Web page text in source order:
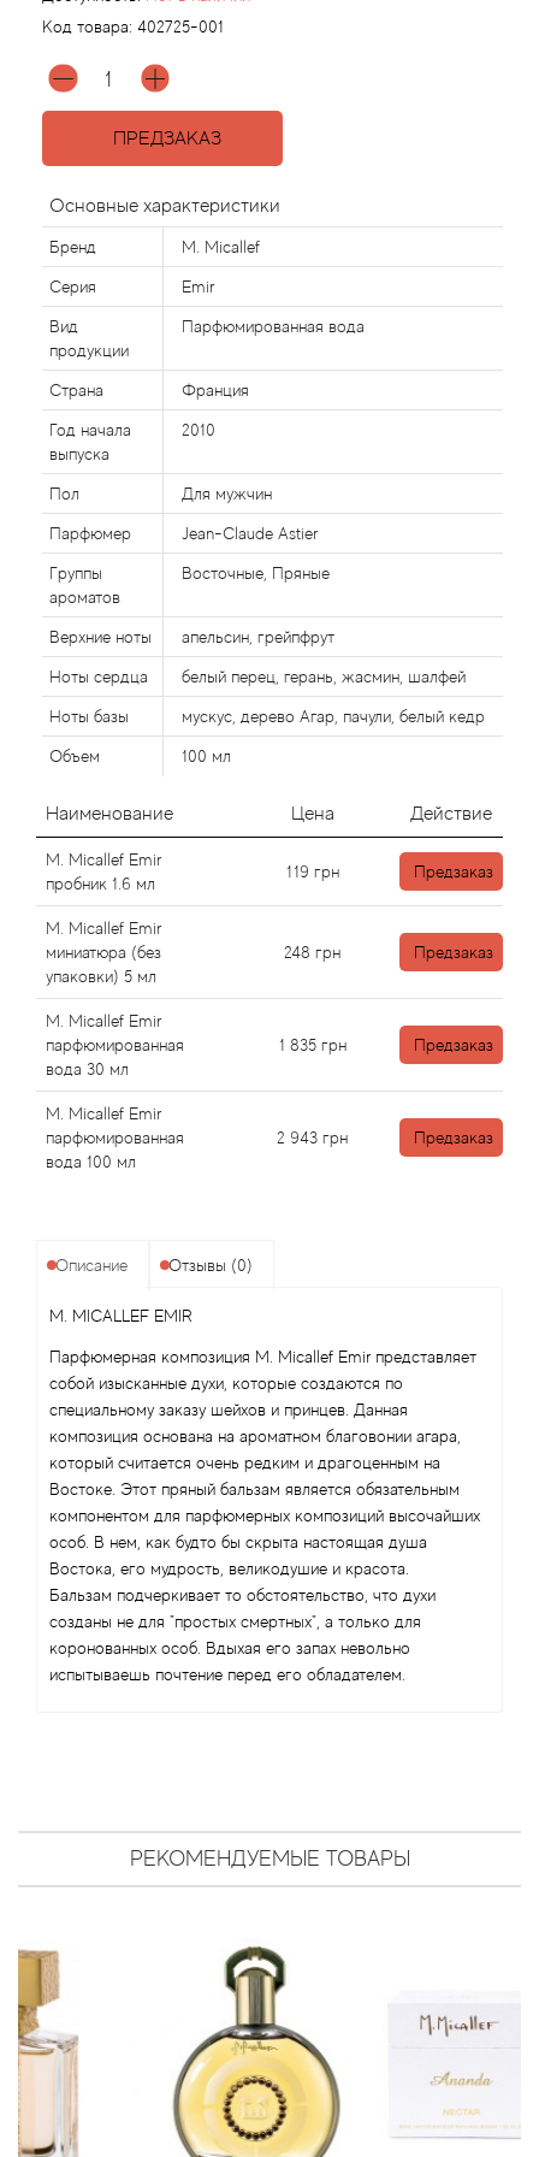
Код товара: 402725-001
ПРЕДЗАКАЗ
Основные характеристики
Бренд M. Micallef
Серия Emir
Вид
продукции
Парфюмированная вода
Страна Франция
Год начала
выпуска
2010
Пол Для мужчин
Парфюмер Jean-Claude Astier
Группы
ароматов
Восточные, Пряные
Верхние ноты апельсин, грейпфрут
Ноты сердца белый перец, герань, жасмин, шалфей
Ноты базы мускус, дерево Агар, пачули, белый кедр
Объем 100 мл
Наименование Цена Действие
M. Micallef Emir
пробник 1.6 мл
119 грн Предзаказ
M. Micallef Emir
миниатюра (без
упаковки) 5 мл
248 грн Предзаказ
M. Micallef Emir
парфюмированная
вода 30 мл
1 835 грн Предзаказ
M. Micallef Emir
парфюмированная
вода 100 мл
2 943 грн Предзаказ
Описание Отзывы (0)
M. MICALLEF EMIR
Парфюмерная композиция M. Micallef Emir представляет
собой изысканные духи, которые создаются по
специальному заказу шейхов и принцев. Данная
композиция основана на ароматном благовонии агара,
который считается очень редким и драгоценным на
Востоке. Этот пряный бальзам является обязательным
компонентом для парфюмерных композиций высочайших
особ. В нем, как будто бы скрыта настоящая душа
Востока, его мудрость, великодушие и красота.
Бальзам подчеркивает то обстоятельство, что духи
созданы не для "простых смертных", а только для
коронованных особ. Вдыхая его запах невольно
испытываешь почтение перед его обладателем.
РЕКОМЕНДУЕМЫЕ ТОВАРЫ
Agonist
Aigner
Ajmal
Al Haramain
Al Jazeera
Alaia Paris
Alexander McQueen
Alexandre Barthet
Alexandre J
Alfred Dunhill
Alyson Oldoini
American Crew
Amouage
Amouroud
Andre L'Arom
Angel Schlesser
Anima Mundi
Annayake
Anne Fontaine
Annick Goutal
Antonia's Flowers
Antonio Banderas
Antonio Puig
Antonio Visconti
Aquolina
Armaf
Armand Basi